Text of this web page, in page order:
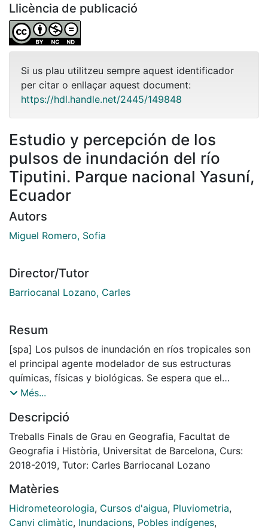
Llicència de publicació
Si us plau utilitzeu sempre aquest identificador
per citar o enllaçar aquest document:
https://hdl.handle.net/2445/149848
Estudio y percepción de los
pulsos de inundación del río
Tiputini. Parque nacional Yasuní,
Ecuador
Autors
Miguel Romero, Sofia
Director/Tutor
Barriocanal Lozano, Carles
Resum
[spa] Los pulsos de inundación en ríos tropicales son
el principal agente modelador de sus estructuras
químicas, físicas y biológicas. Se espera que el
calentamiento global traiga consigo mayor recurrencia
que alteraría el ritmo, magnitud y duración de estos
pulsos. El presente estudio ha reproducido el
comportamiento de los pulsos de inundación y los
eventos extremos del río Tiputini, ubicado en la
la fecha. Para ello se han analizado datos
meteorológicos e hidrométricos de dos estaciones
científicas; se ha llevado a cabo trabajo de campo en
Més...
Descripció
Treballs Finals de Grau en Geografia, Facultat de
Geografia i Història, Universitat de Barcelona, Curs:
2018-2019, Tutor: Carles Barriocanal Lozano
Matèries
Hidrometeorologia, Cursos d'aigua, Pluviometria,
Canvi climàtic, Inundacions, Pobles indígenes,